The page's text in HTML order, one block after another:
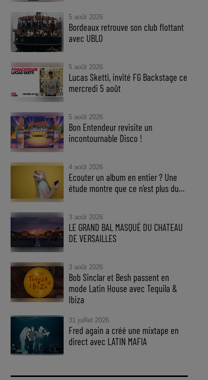
5 août 2026
Bordeaux retrouve son club flottant
avec UBLO
5 août 2026
Lucas Sketti, invité FG Backstage ce
mercredi 5 août
5 août 2026
Bon Entendeur revisite un
incontournable Disco !
4 août 2026
Ecouter un album en entier ? Une
étude montre que ce n’est plus du...
3 août 2026
LE GRAND BAL MASQUÉ DU CHATEAU
DE VERSAILLES
3 août 2026
Bob Sinclar et Besh passent en
mode Latin House avec Tequila &
Ibiza
31 juillet 2026
Fred again a créé une mixtape en
direct avec LATIN MAFIA